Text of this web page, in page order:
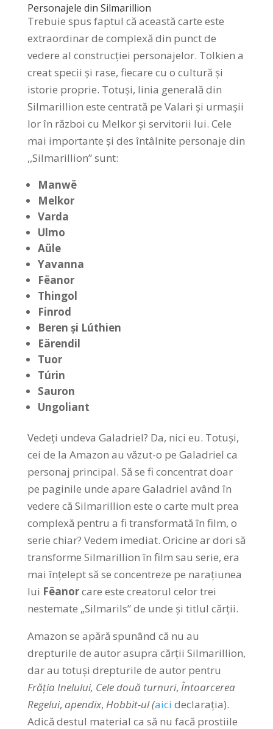
Personajele din Silmarillion
Trebuie spus faptul că această carte este
extraordinar de complexă din punct de
vedere al construcției personajelor. Tolkien a
creat specii și rase, fiecare cu o cultură și
istorie proprie. Totuși, linia generală din
Silmarillion este centrată pe Valari și urmașii
lor în război cu Melkor și servitorii lui. Cele
mai importante și des întâlnite personaje din
,,Silmarillion” sunt:
Manwë
Melkor
Varda
Ulmo
Aüle
Yavanna
Fëanor
Thingol
Finrod
Beren și Lúthien
Eärendil
Tuor
Túrin
Sauron
Ungoliant
Vedeți undeva Galadriel? Da, nici eu. Totuși,
cei de la Amazon au văzut-o pe Galadriel ca
personaj principal. Să se fi concentrat doar
pe paginile unde apare Galadriel având în
vedere că Silmarillion este o carte mult prea
complexă pentru a fi transformată în film, o
serie chiar? Vedem imediat. Oricine ar dori să
transforme Silmarillion în film sau serie, era
mai înțelept să se concentreze pe narațiunea
lui Fëanorcare este creatorul celor trei
nestemate „Silmarils” de unde și titlul cărții.
Amazon se apără spunând că nu au
drepturile de autor asupra cărții Silmarillion,
dar au totuși drepturile de autor pentru
Frăția Inelului, Cele două turnuri, Întoarcerea
Regelui, apendix, Hobbit-ul (aici declarația).
Adică destul material ca să nu facă prostiile